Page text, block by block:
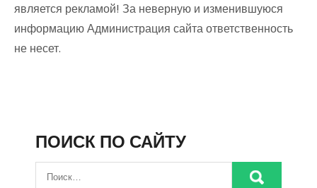
является рекламой! За неверную и изменившуюся
информацию Администрация сайта ответственность
не несет.
ПОИСК ПО САЙТУ